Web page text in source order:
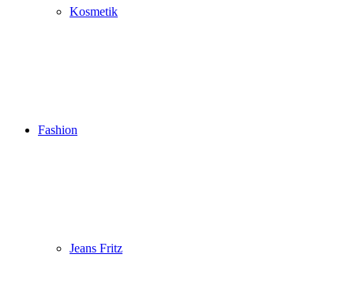
Kosmetik
Fashion
Jeans Fritz